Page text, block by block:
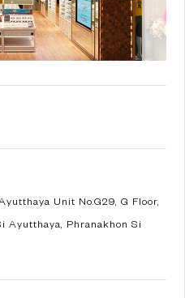
Unit No.G29, G Floor,
Ayutthaya, Phranakhon Si